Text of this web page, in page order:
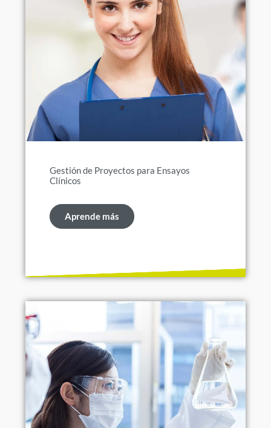
Gestión de Proyectos para Ensayos
Clínicos
Aprende más